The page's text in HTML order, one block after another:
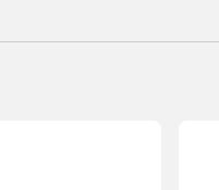
Agility Stige til et par Nike